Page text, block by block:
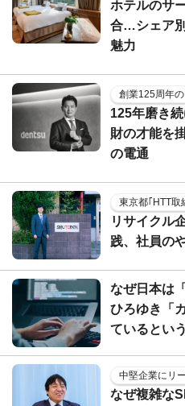
ホテルのサ
合…シェア
魅力
創業125周年
125年磨き
財の才能を
の電通
東京都｢HTT取
リサイクル
践、社員の
なぜ日本は
ひろゆき「
ているとい
中堅企業にリ
なぜ複雑な